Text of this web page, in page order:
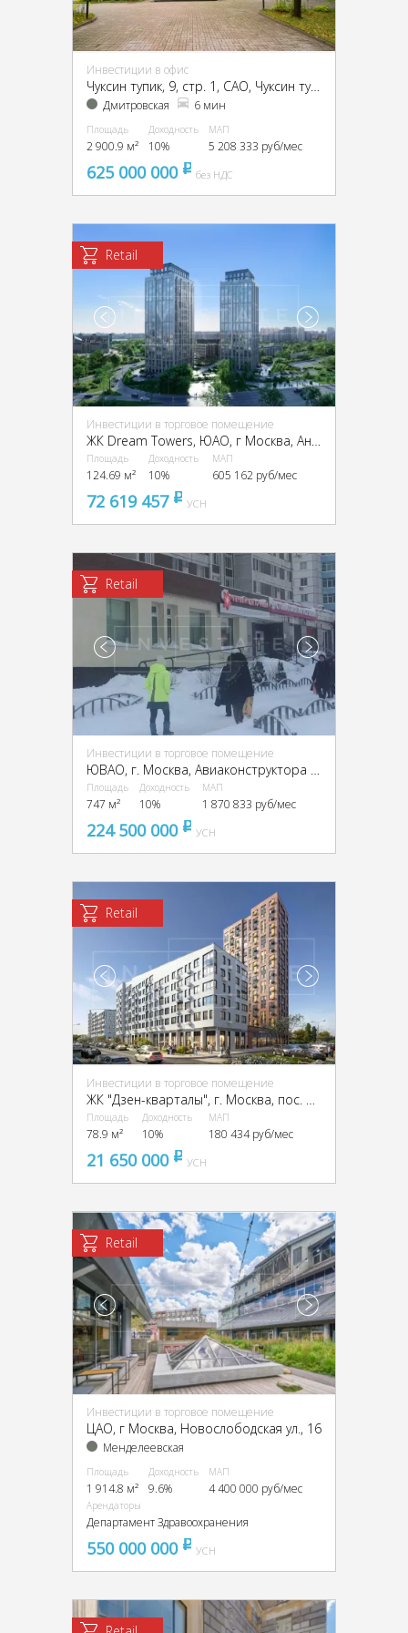
Инвестиции в офис
Чуксин тупик, 9, стр. 1, CАО, Чуксин тупик, 9
Дмитровская 6 мин
Площадь
2 900.9 м²
Доходность
10%
МАП
5 208 333 руб/мес
625 000 000 pуббез НДС
Retail
Инвестиции в торговое помещение
ЖК Dream Towers, ЮАО, г Москва, Андропова пр-т, вл. 9/1
Площадь
124.69 м²
Доходность
10%
МАП
605 162 руб/мес
72 619 457 pуб
УСН
Retail
Инвестиции в торговое помещение
ЮВАО, г. Москва, Авиаконструктора Миля ул., 8к1
Площадь
747 м²
Доходность
10%
МАП
1 870 833 руб/мес
224 500 000 pуб
УСН
Retail
Инвестиции в торговое помещение
Площадь
78.9 м²
Доходность
10%
МАП
180 434 руб/мес
21 650 000 pуб
УСН
Retail
Инвестиции в торговое помещение
ЦАО, г Москва, Новослободская ул., 16
Менделеевская
Площадь
1 914.8 м²
Доходность
9.6%
МАП
4 400 000 руб/мес
Арендаторы
Департамент Здравоохранения
550 000 000 pуб
УСН